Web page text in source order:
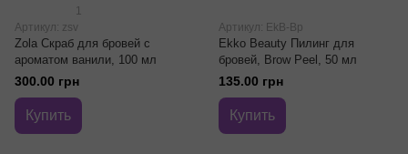
1
Артикул: zsv
Zola Скраб для бровей с
ароматом ванили, 100 мл
300.00 грн
Купить
Артикул: EkB-Bp
Ekko Beauty Пилинг для
бровей, Brow Peel, 50 мл
135.00 грн
Купить